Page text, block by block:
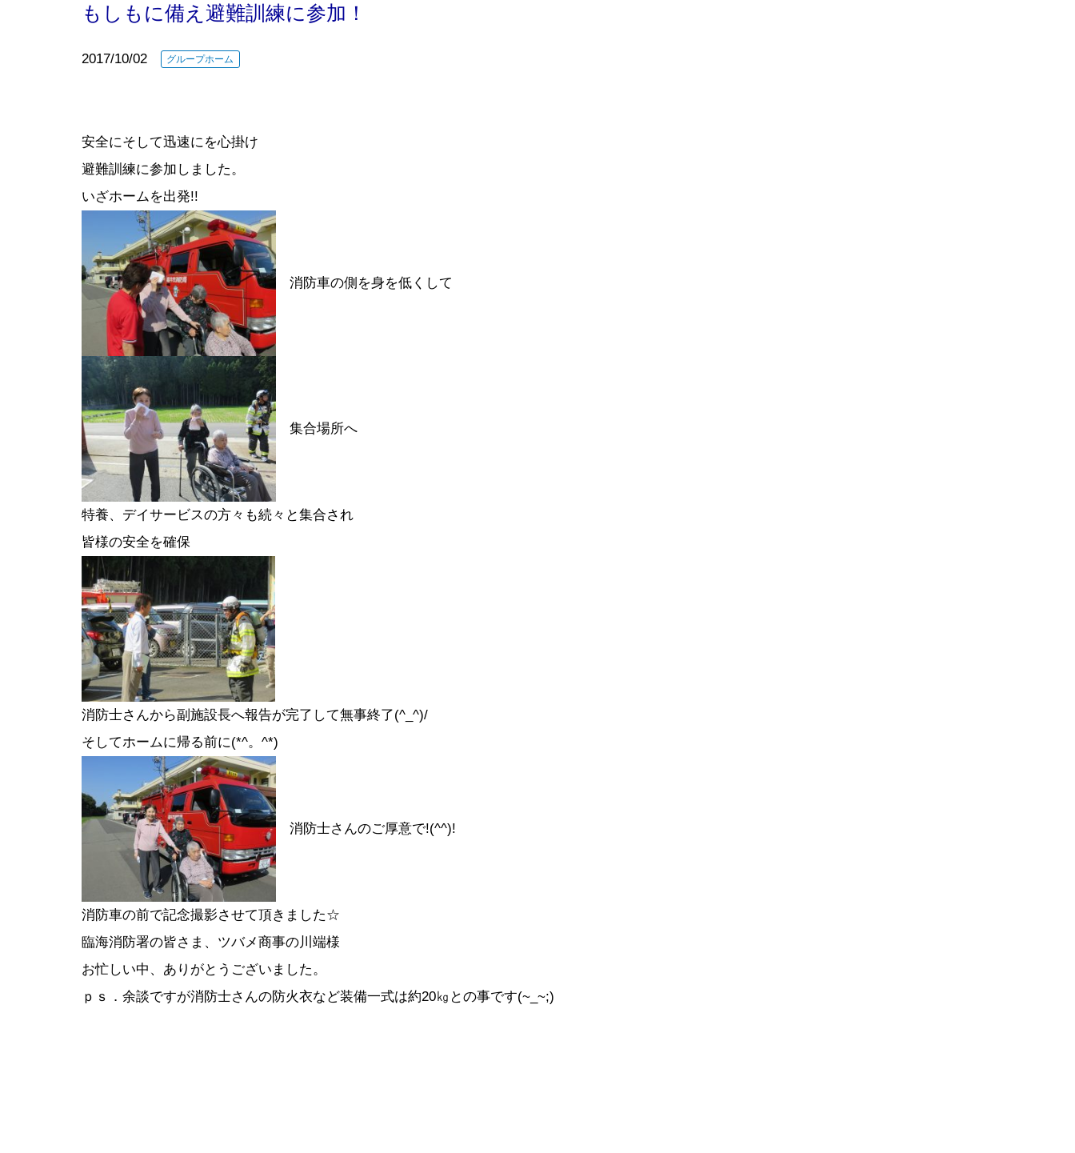
もしもに備え避難訓練に参加！
2017/10/02 グループホーム
安全にそして迅速にを心掛け
避難訓練に参加しました。
いざホームを出発!!
消防車の側を身を低くして
集合場所へ
特養、デイサービスの方々も続々と集合され
皆様の安全を確保
消防士さんから副施設長へ報告が完了して無事終了(^_^)/
そしてホームに帰る前に(*^。^*)
消防士さんのご厚意で!(^^)!
消防車の前で記念撮影させて頂きました☆
臨海消防署の皆さま、ツバメ商事の川端様
お忙しい中、ありがとうございました。
ｐｓ．余談ですが消防士さんの防火衣など装備一式は約20㎏との事です(~_~;)
前
後
の